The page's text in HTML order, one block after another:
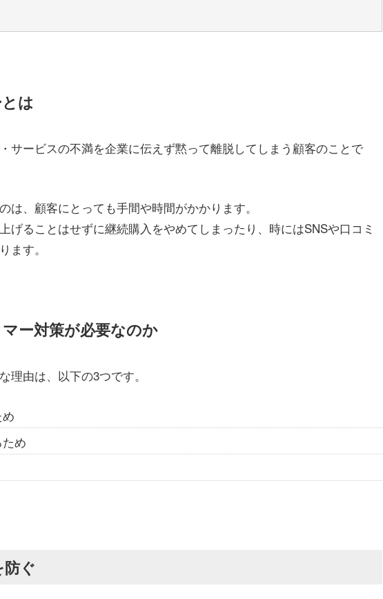
は
サービスの不満を企業に伝えず黙って離脱してしまう顧客のことで
は、顧客にとっても手間や時間がかかります。
げることはせずに継続購入をやめてしまったり、時にはSNSや口コミ
ます。
ー対策が必要なのか
由は、以下の3つです。
め
ぐ